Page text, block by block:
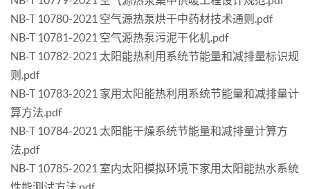
NB-T 10780-2021 空气源热泵烘干中药材技术通则.pdf
NB-T 10781-2021 空气源热泵污泥干化机.pdf
NB-T 10782-2021 太阳能热利用系统节能量和减排量标识规
则.pdf
NB-T 10783-2021 家用太阳能热利用系统节能量和减排量计
算方法.pdf
NB-T 10784-2021 太阳能干燥系统节能量和减排量计算方
法.pdf
NB-T 10785-2021 室内太阳模拟环境下家用太阳能热水系统